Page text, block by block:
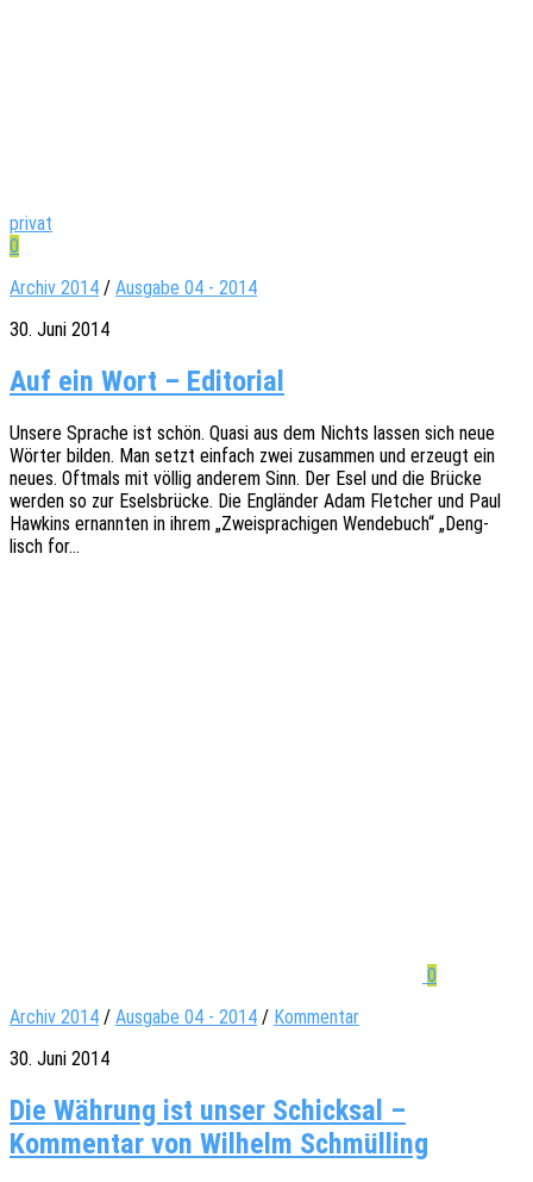
privat
0
Archiv 2014 / Ausgabe 04 - 2014
30. Juni 2014
Auf ein Wort – Editorial
Unsere Spra­che ist schön. Quasi aus dem Nichts lassen sich neue
Wörter bilden. Man setzt einfach zwei zusam­men und erzeugt ein
neues. Oftmals mit völlig ande­rem Sinn. Der Esel und die Brücke
werden so zur Esels­brü­cke. Die Englän­der Adam Flet­cher und Paul
Hawkins ernann­ten in ihrem „Zwei­spra­chi­gen Wende­buch“ „Deng­
lisch for…
0
Archiv 2014 / Ausgabe 04 - 2014 / Kommentar
30. Juni 2014
Die Währung ist unser Schicksal –
Kommentar von Wilhelm Schmülling